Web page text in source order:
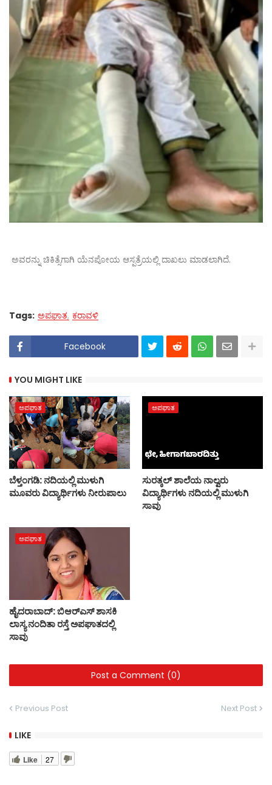
ಅವರನ್ನು ಚಿಕಿತ್ಸೆಗಾಗಿ ಯೆನಪೋಯ ಆಸ್ಪತ್ರೆಯಲ್ಲಿ ದಾಖಲು ಮಾಡಲಾಗಿದೆ.
Tags: ಅಪಘಾತ ಕರಾವಳಿ
Facebook
YOU MIGHT LIKE
ಅಪಘಾತ
ಬೆಳ್ತಂಗಡಿ: ನದಿಯಲ್ಲಿ ಮುಳುಗಿ
ಮೂವರು ವಿದ್ಯಾರ್ಥಿಗಳು ನೀರುಪಾಲು
ಅಪಘಾತ
ಸುರತ್ಕಲ್‌ ಶಾಲೆಯ ನಾಲ್ವರು
ವಿದ್ಯಾರ್ಥಿಗಳು ನದಿಯಲ್ಲಿ ಮುಳುಗಿ
ಸಾವು
ಅಪಘಾತ
ಹೈದರಾಬಾದ್: ಬಿಆರ್‌ಎಸ್ ಶಾಸಕಿ
ಲಾಸ್ಯ ನಂದಿತಾ ರಸ್ತೆ ಅಪಘಾತದಲ್ಲಿ
ಸಾವು
Post a Comment (0)
Previous Post Next Post
LIKE
Like 27